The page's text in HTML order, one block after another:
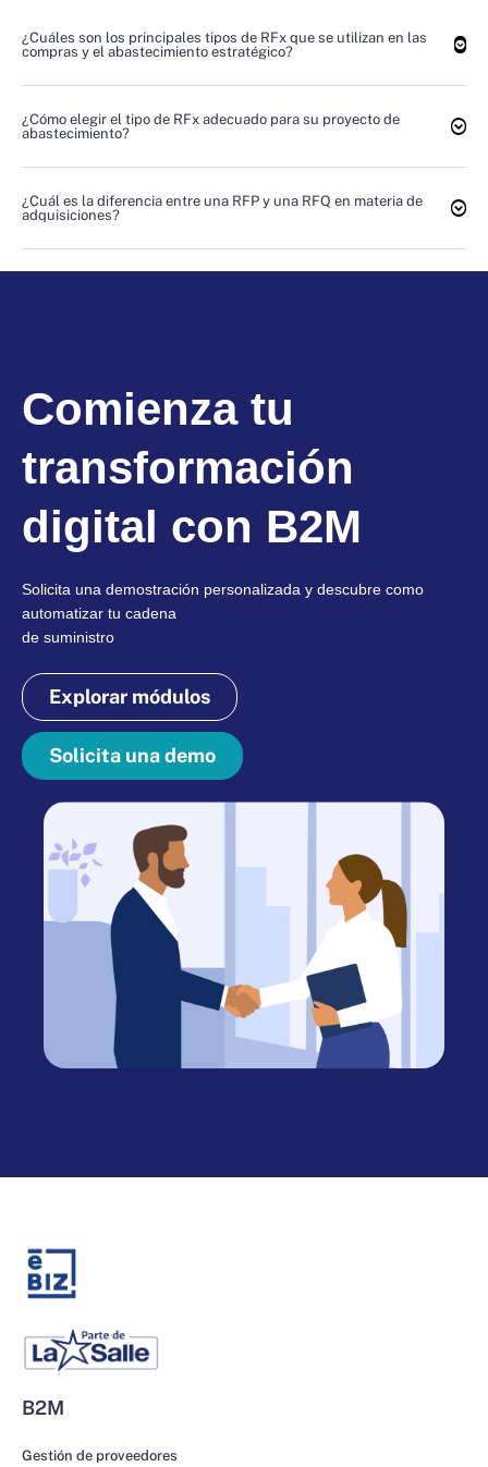
¿Cuáles son los principales tipos de RFx que se utilizan en las
compras y el abastecimiento estratégico?
¿Cómo elegir el tipo de RFx adecuado para su proyecto de
abastecimiento?
¿Cuál es la diferencia entre una RFP y una RFQ en materia de
adquisiciones?
Comienza tu
transformación
digital con B2M
Solicita una demostración personalizada y descubre como
automatizar tu cadena
de suministro
Explorar módulos
Solicita una demo
B2M
Gestión de proveedores